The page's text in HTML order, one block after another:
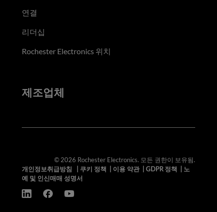
연결
리더십
Rochester Electronics 위치
제조업체
© 2026 Rochester Electronics. 모든 권한이 보유됨.
개인정보취급방침
쿠키 정책 이용 약관| GDPR 정책
노
예 및 인신매매 성명서